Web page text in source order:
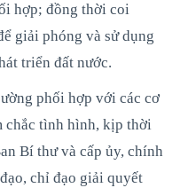
hợp; đồng thời coi
giải phóng và sử dụng
triển đất nước.
phối hợp với các cơ
chắc tình hình, kịp thời
Bí thư và cấp ủy, chính
chỉ đạo giải quyết